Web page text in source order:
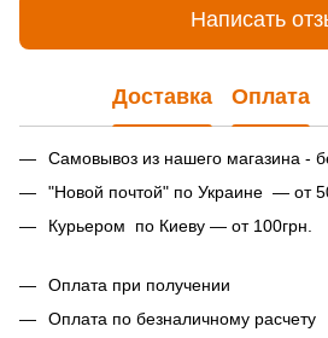
Написать
Доставка Оплата
Самовывоз из нашего магазина -
"Новой почтой" по Украине — от
Курьером по Киеву — от 100грн.
Оплата при получении
Оплата по безналичному расчету